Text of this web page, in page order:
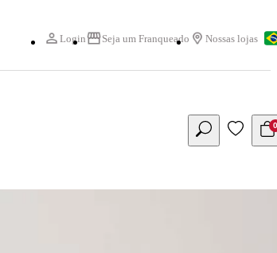
Login Seja um Franqueado Nossas lojas
0